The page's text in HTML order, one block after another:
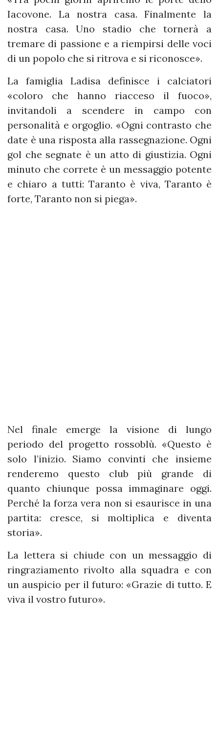
Iacovone. La nostra casa. Finalmente la
nostra casa. Uno stadio che tornerà a
tremare di passione e a riempirsi delle voci
di un popolo che si ritrova e si riconosce».
La famiglia Ladisa definisce i calciatori
«coloro che hanno riacceso il fuoco»,
invitandoli a scendere in campo con
personalità e orgoglio. «Ogni contrasto che
date è una risposta alla rassegnazione. Ogni
gol che segnate è un atto di giustizia. Ogni
minuto che correte è un messaggio potente
e chiaro a tutti: Taranto è viva, Taranto è
forte, Taranto non si piega».
Nel finale emerge la visione di lungo
periodo del progetto rossoblù. «Questo è
solo l’inizio. Siamo convinti che insieme
renderemo questo club più grande di
quanto chiunque possa immaginare oggi.
Perché la forza vera non si esaurisce in una
partita: cresce, si moltiplica e diventa
storia».
La lettera si chiude con un messaggio di
ringraziamento rivolto alla squadra e con
un auspicio per il futuro: «Grazie di tutto. E
viva il vostro futuro».